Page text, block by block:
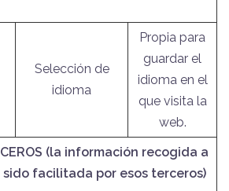
Selección de
idioma
Propia para
guardar el
idioma en el
que visita la
web.
(la información recogida a
facilitada por esos terceros)